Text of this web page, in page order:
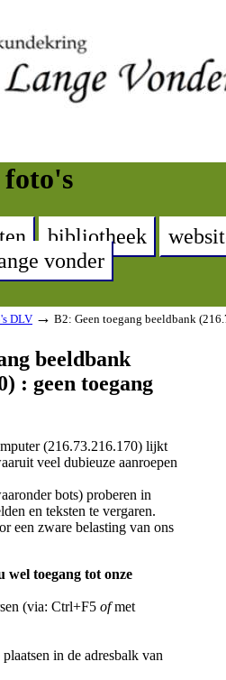
foto's
bibliotheek
vonder
DLV → B2: Geen toegang beeldbank
beeldbank
: geen toegang
(216.73.216.170) lijkt
veel dubieuze aanroepen
bots) proberen in
en teksten te vergaren.
een zware belasting van ons
toegang tot onze
(via: Ctrl+F5 ofmet
in de adresbalk van